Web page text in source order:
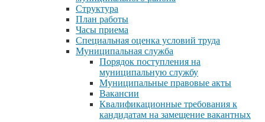
Структура
План работы
Часы приема
Специальная оценка условий труда
Муниципальная служба
Порядок поступления на
муниципальную службу
Муниципальные правовые акты
Вакансии
Квалификационные требования к
кандидатам на замещение вакантных